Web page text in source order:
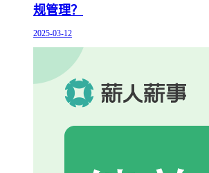
规管理？
2025-03-12